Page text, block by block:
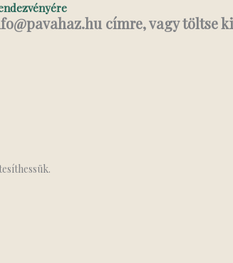
címre, vagy töltse